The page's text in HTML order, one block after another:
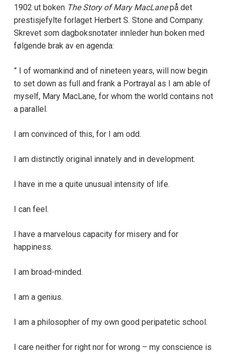
1902 ut boken The Story of Mary MacLanepå det
prestisjefylte forlaget Herbert S. Stone and Company.
Skrevet som dagboksnotater innleder hun boken med
følgende brak av en agenda:
” I of womankind and of nineteen years, will now begin
to set down as full and frank a Portrayal as I am able of
myself, Mary MacLane, for whom the world contains not
a parallel.
I am convinced of this, for I am odd.
I am distinctly original innately and in development.
I have in me a quite unusual intensity of life.
I can feel.
I have a marvelous capacity for misery and for
happiness.
I am broad-minded.
I am a genius.
I am a philosopher of my own good peripatetic school.
I care neither for right nor for wrong – my conscience is